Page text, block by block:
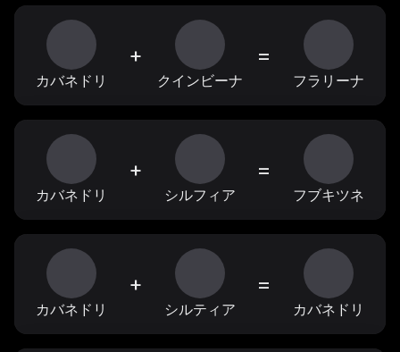
カバネドリ
+
クインビーナ
=
フラリーナ
カバネドリ
+
シルフィア
=
フブキツネ
カバネドリ
+
シルティア
=
カバネドリ